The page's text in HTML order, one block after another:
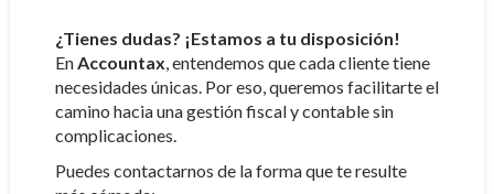
¿Tienes dudas? ¡Estamos a tu disposición!
EnAccountax, entendemos que cada cliente tiene
necesidades únicas. Por eso, queremos facilitarte el
camino hacia una gestión fiscal y contable sin
complicaciones.
Puedes contactarnos de la forma que te resulte